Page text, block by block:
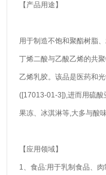
【产品用途】
用于制造不饱和聚酯树脂
丁烯二酸与乙酸乙烯的共
乙烯乳胶。该品是医药和
([17013-01-3]),进而用硫
果冻、冰淇淋等,大多与酸
【应用领域】
1、食品:用于乳制食品、